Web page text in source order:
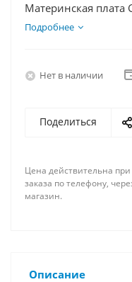
Материнская плата
Видеокарта RTX
Подробнее
Нет в наличии
Поделиться
Цена действительна
заказа по телефону,
магазин.
Описание